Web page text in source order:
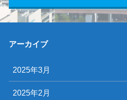
アーカイブ
2025年3月
2025年2月